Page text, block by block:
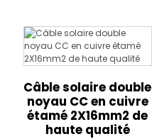
Câble solaire double
noyau CC en cuivre
étamé 2X16mm2 de
haute qualité